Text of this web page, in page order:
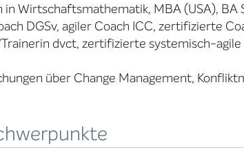
Wirtschaftsmathematik, MBA (USA), BA
DGSv, agiler Coach ICC, zertifizierte
dvct, zertifizierte systemisch-agile
über Change Management,